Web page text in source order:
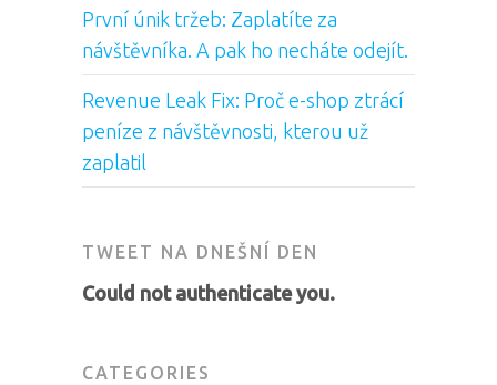
První únik tržeb: Zaplatíte za
návštěvníka. A pak ho necháte odejít.
Revenue Leak Fix: Proč e-shop ztrácí
peníze z návštěvnosti, kterou už
zaplatil
TWEET NA DNEŠNÍ DEN
Could not authenticate you.
CATEGORIES